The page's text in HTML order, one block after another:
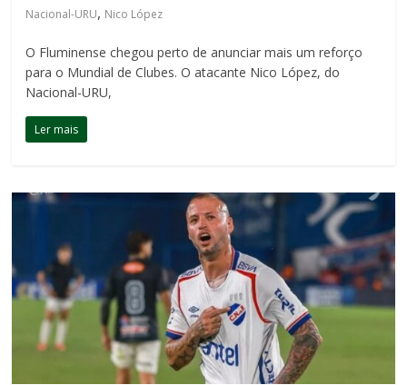
Nacional-URU, Nico López
O Fluminense chegou perto de anunciar mais um reforço
para o Mundial de Clubes. O atacante Nico López, do
Nacional-URU,
Ler mais